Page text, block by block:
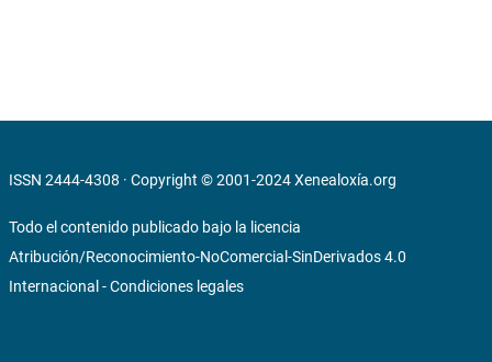
ISSN 2444-4308 · Copyright © 2001-2024Xenealoxía.org
Todo el contenido publicado bajo la licencia
Atribución/Reconocimiento-NoComercial-SinDerivados 4.0
Internacional -Condiciones legales